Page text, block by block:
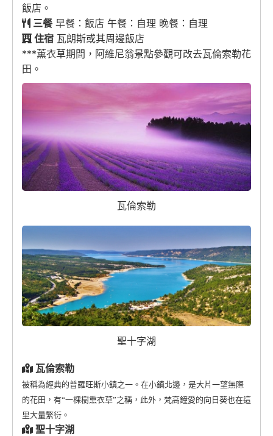
飯店。
三餐早餐：飯店 午餐：自理 晚餐：自理
住宿 瓦朗斯或其周邊飯店
***薰衣草期間，阿維尼翁景點參觀可改去瓦倫索勒花
田。
瓦倫索勒
聖十字湖
瓦倫索勒
被稱為經典的普羅旺斯小鎮之一。在小鎮北邊，是大片一望無際
的花田，有“一棵樹熏衣草”之稱，此外，梵高鐘愛的向日葵也在這
里大量繁衍。
聖十字湖